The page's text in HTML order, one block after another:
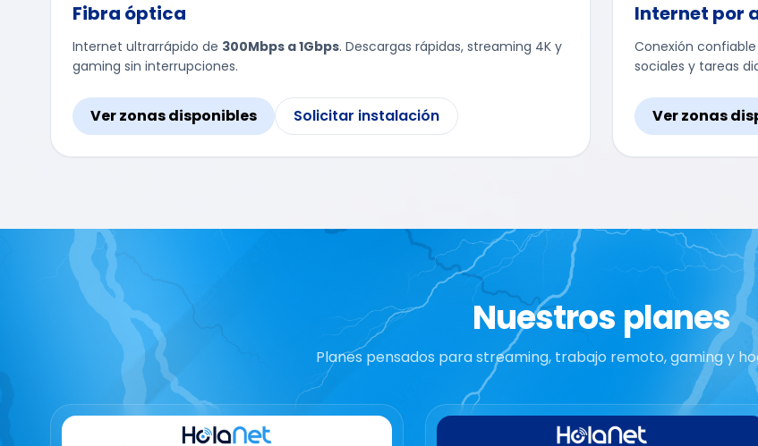
Fibra óptica
Internet ultrarrápido de 300Mbps a 1Gbps. Descargas rápidas, streaming 4K y
gaming sin interrupciones.
Ver zonas disponibles Solicitar instalación
Internet por
Conexión
sociales y tareas
Ver zonas
Nuestros planes
Planes pensados para streaming, trabajo remoto, gaming y